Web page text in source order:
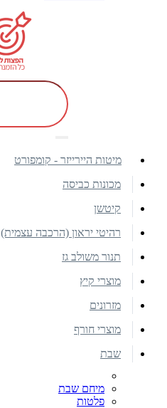
מיטות היירייזר - קומפורט
מכונות כביסה
קיטשן
רהיטי יראון (הרכבה עצמית)
תנור משולב גז
מוצרי קיץ
מזרונים
מוצרי חורף
שבת
מיחם שבת
פלטות